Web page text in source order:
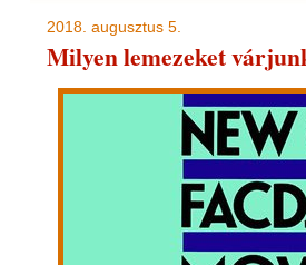
2018. augusztus 5.
Milyen lemezeket